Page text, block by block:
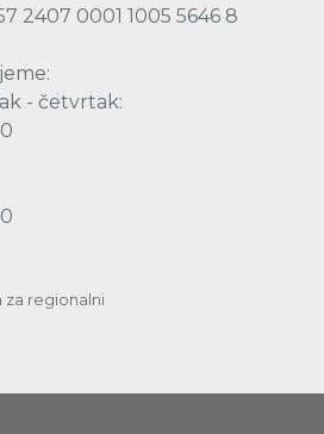
2407 0001 1005 5646 8
- četvrtak:
za regionalni